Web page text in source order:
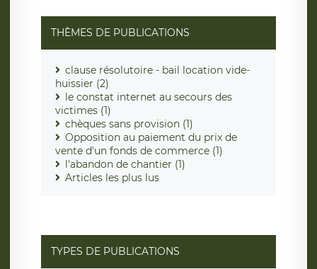
THÈMES DE PUBLICATIONS
clause résolutoire - bail location vide-
huissier (2)
le constat internet au secours des
victimes (1)
chèques sans provision (1)
Opposition au paiement du prix de
vente d'un fonds de commerce (1)
l'abandon de chantier (1)
Articles les plus lus
TYPES DE PUBLICATIONS